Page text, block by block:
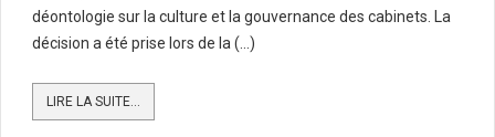
déontologie sur la culture et la gouvernance des cabinets. La
décision a été prise lors de la (...)
LIRE LA SUITE...